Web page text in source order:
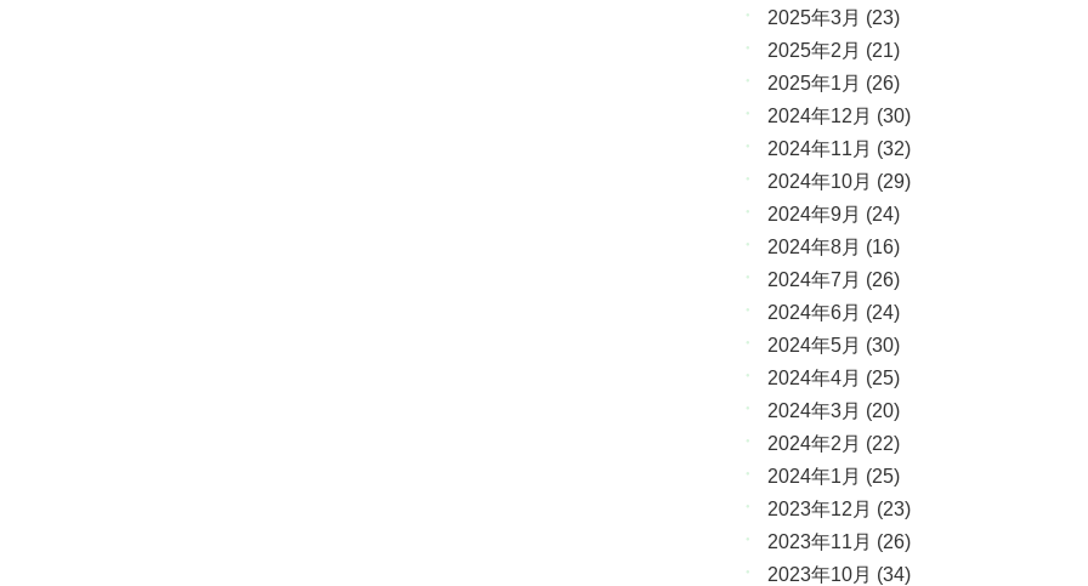
2025年3月 (23)
2025年2月 (21)
2025年1月 (26)
2024年12月 (30)
2024年11月 (32)
2024年10月 (29)
2024年9月 (24)
2024年8月 (16)
2024年7月 (26)
2024年6月 (24)
2024年5月 (30)
2024年4月 (25)
2024年3月 (20)
2024年2月 (22)
2024年1月 (25)
2023年12月 (23)
2023年11月 (26)
2023年10月 (34)